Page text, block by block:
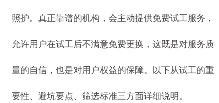
照护。真正靠谱的机构，会主动提供免费试工服务，
允许用户在试工后不满意免费更换，这既是对服务质
量的自信，也是对用户权益的保障。以下从试工的重
要性、避坑要点、筛选标准三方面详细说明。